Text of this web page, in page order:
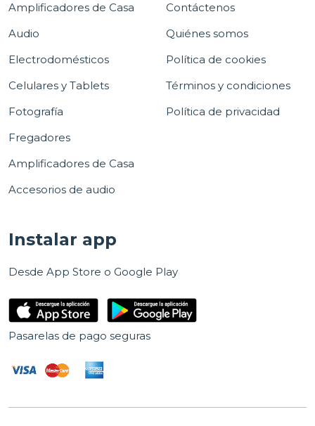
Amplificadores de Casa
Audio
Electrodomésticos
Celulares y Tablets
Fotografía
Fregadores
Amplificadores de Casa
Accesorios de audio
Contáctenos
Quiénes somos
Política de cookies
Términos y condiciones
Política de privacidad
Instalar app
Desde App Store o Google Play
Pasarelas de pago seguras